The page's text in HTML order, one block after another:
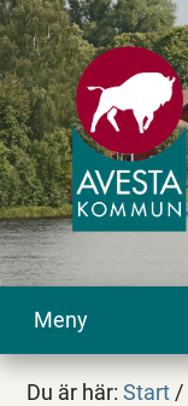
Meny
Du är här:Start /